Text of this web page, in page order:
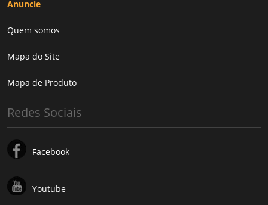
Anuncie
Quem somos
Mapa do Site
Mapa de Produto
Redes Sociais
Facebook
Youtube